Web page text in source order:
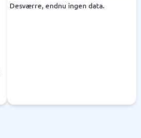
Desværre, endnu ingen data.